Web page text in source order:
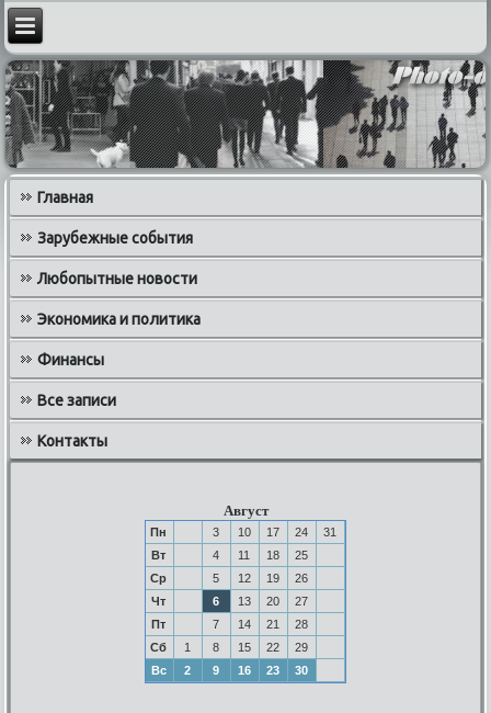
Главная
Зарубежные события
Любопытные новости
Экономика и политика
Финансы
Все записи
Контакты
Август
Пн 3 10 17 24
31
Вт
4 11 18
25
Ср
5 12 19
26
Чт
6 13 20
27
Пт
7 14 21
28
Сб
1 8 15 22
29
Вс
2 9 16 23 30